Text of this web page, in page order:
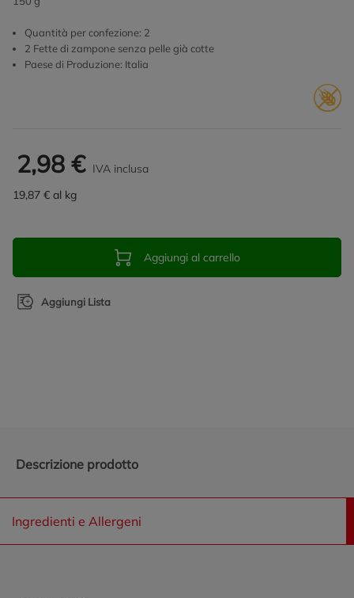
Quantità per confezione: 2
2 Fette di zampone senza pelle già cotte
Paese di Produzione: Italia
2,98 € IVA inclusa
19,87 € al kg
Aggiungi al carrello
Aggiungi Lista
Descrizione prodotto
Ingredienti e Allergeni